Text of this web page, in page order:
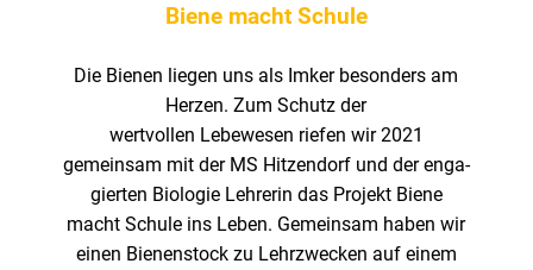
Biene macht Schule
Die Bienen liegen uns als Imker beson­ders am
Herzen. Zum Schutz der
wert­vollen Lebe­wesen riefen wir 2021
gemeinsam mit der MS Hitzen­dorf und der enga­
gierten Biologie Lehrerin das Projekt Biene
macht Schule ins Leben. Gemeinsam haben wir
einen Bienen­stock zu Lehr­zwe­cken auf einem